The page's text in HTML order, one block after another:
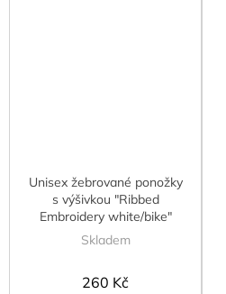
Unisex žebrované ponožky
s výšivkou "Ribbed
Embroidery white/bike"
Skladem
260 Kč